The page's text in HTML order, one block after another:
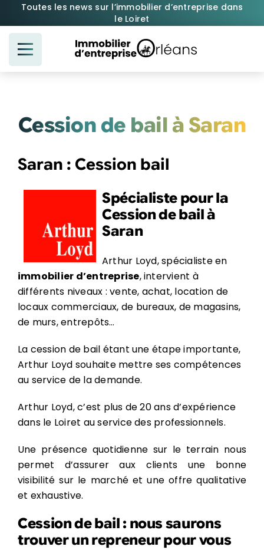
Passer
contenu
Toutes les news sur l’immobilier d’entreprise dans
le Loiret
Cession de bail à Saran
Saran : Cession bail
Spécialiste pour la
Cession de bail à
Saran
Arthur Loyd, spécialiste en
immobilier d’entreprise, intervient à
différents niveaux : vente, achat, location de
locaux commerciaux, de bureaux, de magasins,
de murs, entrepôts…
La cession de bail étant une étape importante,
Arthur Loyd souhaite mettre ses compétences
au service de la demande.
Arthur Loyd, c’est plus de 20 ans d’expérience
dans le Loiret au service des professionnels.
Une présence quotidienne sur le terrain nous
permet d’assurer aux clients une bonne
visibilité sur le marché et une offre qualitative
et exhaustive.
Cession de bail : nous saurons
trouver un repreneur pour vous